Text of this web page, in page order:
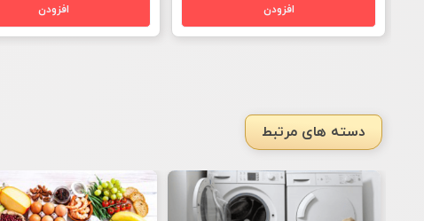
دسته های مرتبط